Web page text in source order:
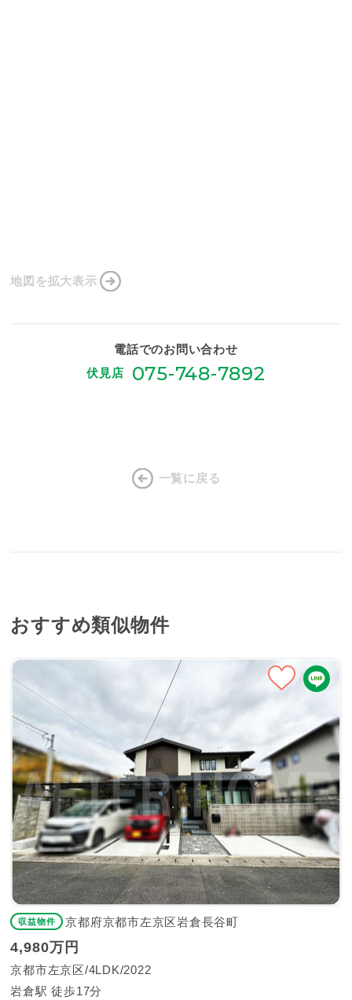
地図を拡大表示
電話でのお問い合わせ
伏見店
075-748-7892
一覧に戻る
おすすめ類似物件
収益物件 京都府京都市左京区岩倉長谷町
4,980万円
京都市左京区 4LDK 2022
岩倉駅 徒歩17分